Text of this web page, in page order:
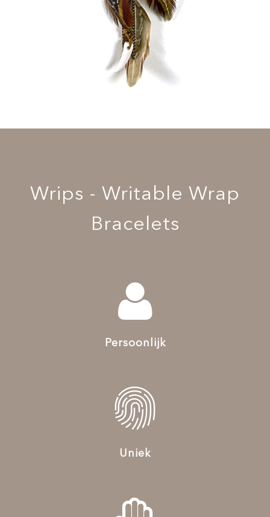
Wrips - Writable Wrap
Bracelets
Persoonlijk
Uniek